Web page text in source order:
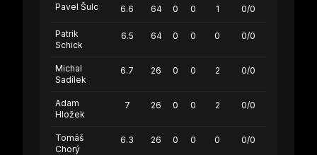
Pavel Šulc 6.6 64 0 0 1 0/0
Patrik
Schick
6.5 64 0 0 0 0/0
Michal
Sadílek
6.7 26 0 0 2 0/0
Adam
Hložek
7 26 0 0 2 0/0
Tomáš
Chorý
6.3 26 0 0 0 0/0